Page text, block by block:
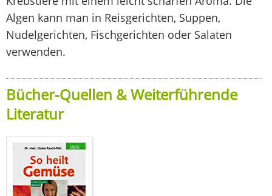
Algen kann man in Reisgerichten, Suppen,
Nudelgerichten, Fischgerichten oder Salaten
verwenden.
Bücher-Quellen & Weiterführende
Literatur